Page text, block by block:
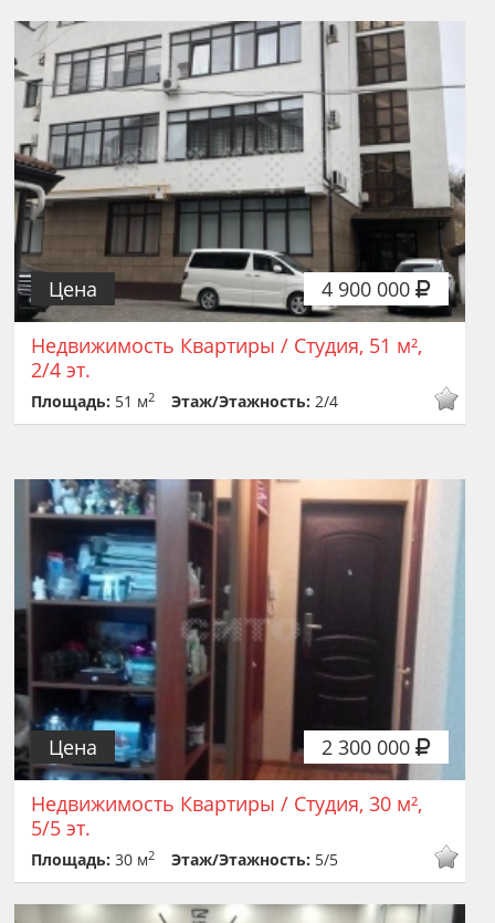
4 900 000
Цена
Недвижимость Квартиры / Студия, 51 м²,
2/4 эт.
Площадь: 51 м2 Этаж/Этажность:2/4
2 300 000
Цена
Недвижимость Квартиры / Студия, 30 м²,
5/5 эт.
Площадь:30 м2 Этаж/Этажность: 5/5